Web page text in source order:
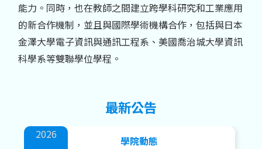
能力。同時，也在教師之間建立跨學科研究和工業應用
的新合作機制，並且與國際學術機構合作，包括與日本
金澤大學電子資訊與通訊工程系、美國喬治城大學資訊
科學系等雙聯學位學程。
最新公告
2026 學院動態